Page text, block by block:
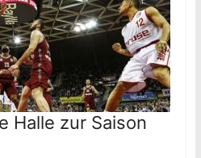
Halle zur Saison